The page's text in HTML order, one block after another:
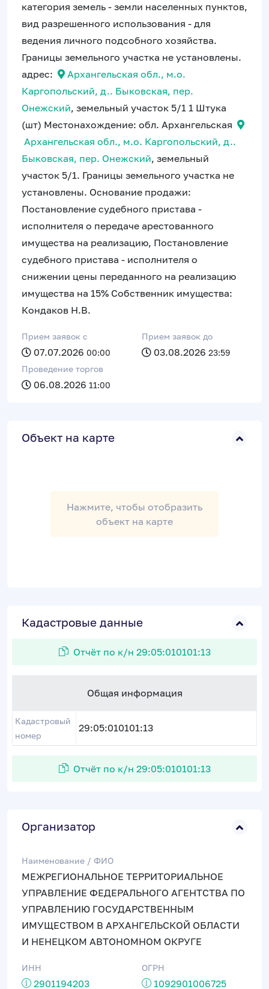
категория земель - земли населенных пунктов,
вид разрешенного использования - для
ведения личного подсобного хозяйства.
Границы земельного участка не установлены.
адрес:
Архангельская обл., м.о.
Каргопольский, д.. Быковская, пер.
Онежский, земельный участок 5/1 1 Штука
(шт) Местонахождение: обл. Архангельская
Архангельская обл., м.о. Каргопольский, д..
Быковская, пер. Онежский, земельный
участок 5/1. Границы земельного участка не
установлены. Основание продажи:
Постановление судебного пристава -
исполнителя о передаче арестованного
имущества на реализацию, Постановление
судебного пристава - исполнителя о
снижении цены переданного на реализацию
имущества на 15% Собственник имущества:
Кондаков Н.В.
Прием заявок c
07.07.2026 00:00
Прием заявок до
03.08.2026 23:59
Проведение торгов
06.08.2026 11:00
Объект на карте
Нажмите, чтобы отобразить
объект на карте
Кадастровые данные
Отчёт по к/н 29:05:010101:13
Общая информация
Кадастровый
номер
29:05:010101:13
Отчёт по к/н 29:05:010101:13
Организатор
Наименование / ФИО
МЕЖРЕГИОНАЛЬНОЕ ТЕРРИТОРИАЛЬНОЕ
УПРАВЛЕНИЕ ФЕДЕРАЛЬНОГО АГЕНТСТВА ПО
УПРАВЛЕНИЮ ГОСУДАРСТВЕННЫМ
ИМУЩЕСТВОМ В АРХАНГЕЛЬСКОЙ ОБЛАСТИ
И НЕНЕЦКОМ АВТОНОМНОМ ОКРУГЕ
ИНН
2901194203
ОГРН
1092901006725